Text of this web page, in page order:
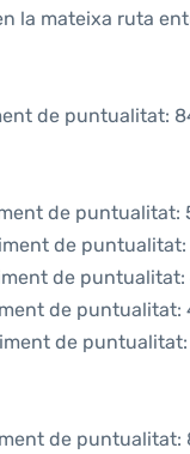
la mateixa ruta
de puntualitat:
de puntualitat:
de
de
de puntualitat:
de
de puntualitat: